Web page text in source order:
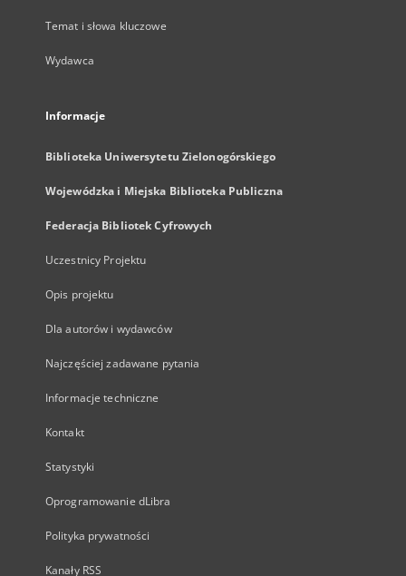
Temat i słowa kluczowe
Wydawca
Informacje
Biblioteka Uniwersytetu Zielonogórskiego
Wojewódzka i Miejska Biblioteka Publiczna
Federacja Bibliotek Cyfrowych
Uczestnicy Projektu
Opis projektu
Dla autorów i wydawców
Najczęściej zadawane pytania
Informacje techniczne
Kontakt
Statystyki
Oprogramowanie dLibra
Polityka prywatności
Kanały RSS